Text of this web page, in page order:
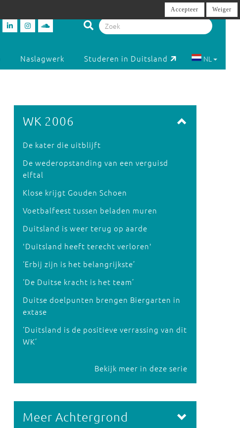
Naslagwerk Studeren in Duitsland NL
WK 2006
De kater die uitblijft
De wederopstanding van een verguisd
elftal
Klose krijgt Gouden Schoen
Voetbalfeest tussen beladen muren
Duitsland is weer terug op aarde
'Duitsland heeft terecht verloren'
‘Erbij zijn is het belangrijkste’
‘De Duitse kracht is het team’
Duitse doelpunten brengen Biergarten in
extase
‘Duitsland is de positieve verrassing van dit
WK’
Bekijk meer in deze serie
Meer Achtergrond
Accepteer Weiger